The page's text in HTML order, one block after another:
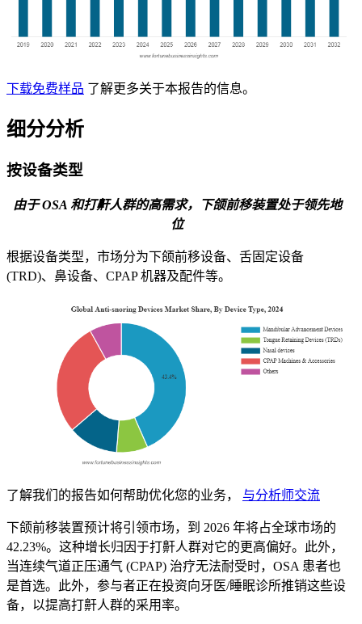
下载免费样品 了解更多关于本报告的信息。
细分分析
按设备类型
由于 OSA 和打鼾人群的高需求，下颌前移装置处于领先地
位
根据设备类型，市场分为下颌前移设备、舌固定设备
(TRD)、鼻设备、CPAP 机器及配件等。
了解我们的报告如何帮助优化您的业务， 与分析师交流
下颌前移装置预计将引领市场，到 2026 年将占全球市场的
42.23%。这种增长归因于打鼾人群对它的更高偏好。此外，
当连续气道正压通气 (CPAP) 治疗无法耐受时，OSA 患者也
是首选。此外，参与者正在投资向牙医/睡眠诊所推销这些设
备，以提高打鼾人群的采用率。